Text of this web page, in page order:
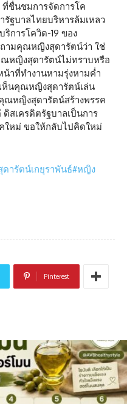
ชื่นชมการจัดการโค
รัฐบาลไทยบริหารล้มเหลว
การโควิด-19 ของ
ามคุณหญิงสุดารัตน์ว่า ใช่
ณหญิงสุดารัตน์ไม่ทราบหรือ
าที่ทำงานหามรุ่งหามค่ำ
ห็นคุณหญิงสุดารัตน์เล่น
ณหญิงสุดารัตน์สร้างพรรค
สเครดิตรัฐบาลเป็นการ
คใหม่ ขอให้กลับไปคิดใหม่
ดารัตน์เกยุราพันธ์#หญิง
Pinterest